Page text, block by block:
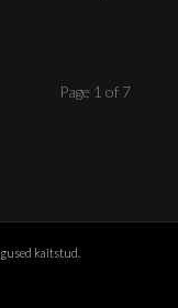
Page 1 of 7
kaitstud.